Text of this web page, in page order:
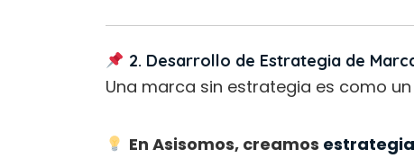
2. Desarrollo de Estrategia de
Una marca sin estrategia es como
En Asisomos, creamos